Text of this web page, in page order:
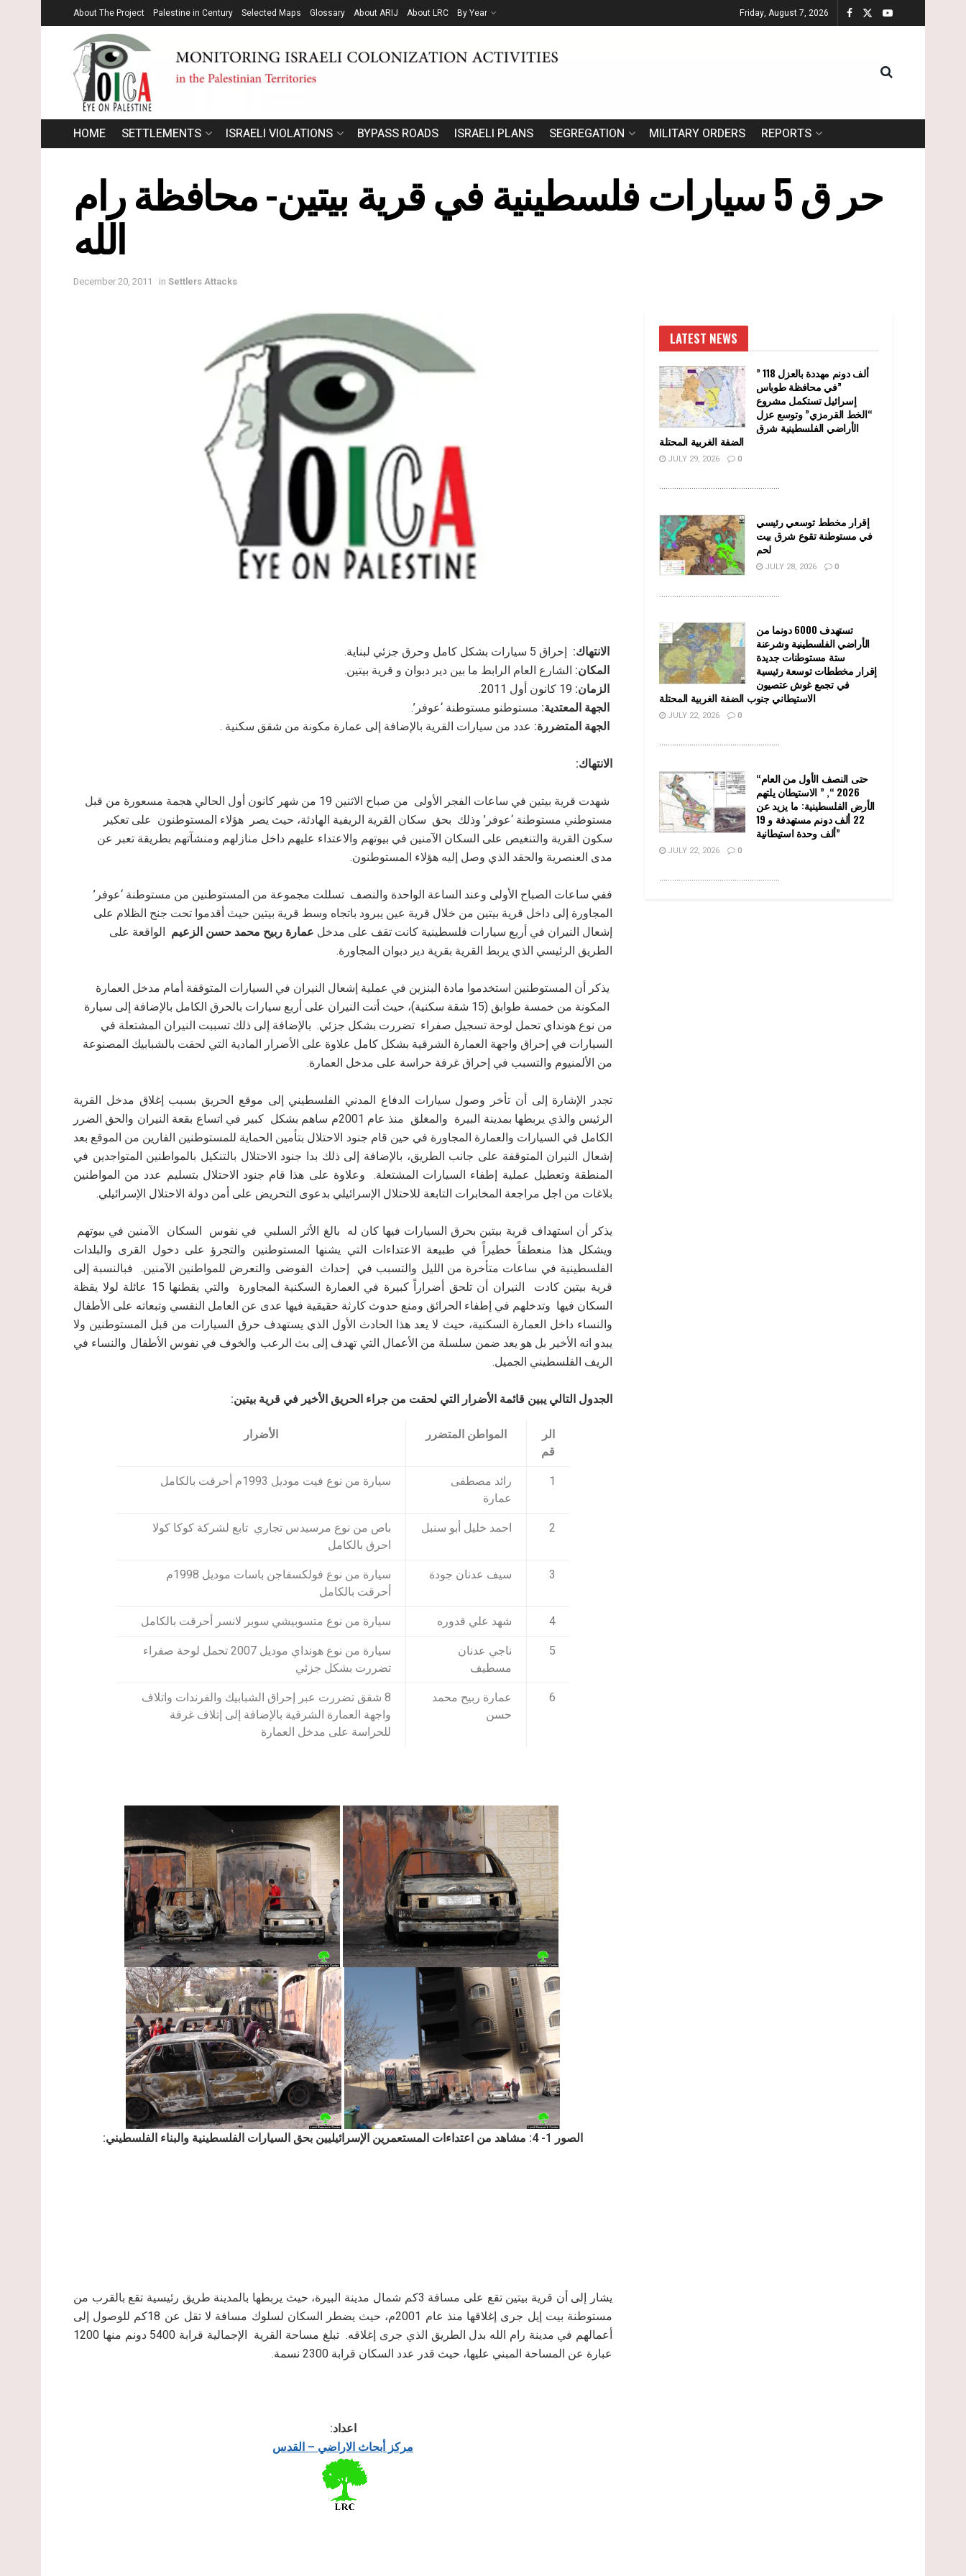
About The Project Palestine in Century Selected Maps Glossary About ARIJ About LRC By Year Friday, August 7, 2026
HOME SETTLEMENTS ISRAELI VIOLATIONS BYPASS ROADS ISRAELI PLANS SEGREGATION MILITARY ORDERS REPORTS
حر ق 5 سيارات فلسطينية في قرية بيتين- محافظة رام
الله
December 20, 2011 in Settlers Attacks
الانتهاك: إحراق 5 سيارات بشكل كامل وحرق جزئي لبناية.
المكان: الشارع العام الرابط ما بين دير دبوان و قرية بيتين.
الزمان: 19 كانون أول 2011.
الجهة المعتدية: مستوطنو مستوطنة ‘عوفر’.
الجهة المتضررة: عدد من سيارات القرية بالإضافة إلى عمارة مكونة من شقق سكنية .
الانتهاك:
شهدت قرية بيتين في ساعات الفجر الأولى من صباح الاثنين 19 من شهر كانون أول الحالي هجمة مسعورة من قبل
مستوطني مستوطنة ‘عوفر’ وذلك بحق سكان القرية الريفية الهادئة، حيث يصر هؤلاء المستوطنون على تعكير
سكون القرية والتنغيص على السكان الآمنين في بيوتهم والاعتداء عليهم داخل منازلهم ومنشآتهم بطريقة تعبر عن
مدى العنصرية والحقد الذي وصل إليه هؤلاء المستوطنون.
ففي ساعات الصباح الأولى وعند الساعة الواحدة والنصف تسللت مجموعة من المستوطنين من مستوطنة ‘عوفر’
المجاورة إلى داخل قرية بيتين من خلال قرية عين يبرود باتجاه وسط قرية بيتين حيث أقدموا تحت جنح الظلام على
إشعال النيران في أربع سيارات فلسطينية كانت تقف على مدخل عمارة ربيح محمد حسن الزعيم الواقعة على
الطريق الرئيسي الذي يربط القرية بقرية دير دبوان المجاورة.
يذكر أن المستوطنين استخدموا مادة البنزين في عملية إشعال النيران في السيارات المتوقفة أمام مدخل العمارة
المكونة من خمسة طوابق (15 شقة سكنية)، حيث أتت النيران على أربع سيارات بالحرق الكامل بالإضافة إلى سيارة
من نوع هونداي تحمل لوحة تسجيل صفراء تضررت بشكل جزئي. بالإضافة إلى ذلك تسببت النيران المشتعلة في
السيارات في إحراق واجهة العمارة الشرقية بشكل كامل علاوة على الأضرار المادية التي لحقت بالشبابيك المصنوعة
من الألمنيوم والتسبب في إحراق غرفة حراسة على مدخل العمارة.
تجدر الإشارة إلى أن تأخر وصول سيارات الدفاع المدني الفلسطيني إلى موقع الحريق بسبب إغلاق مدخل القرية
الرئيس والذي يربطها بمدينة البيرة والمغلق منذ عام 2001م ساهم بشكل كبير في اتساع بقعة النيران والحق الضرر
الكامل في السيارات والعمارة المجاورة في حين قام جنود الاحتلال بتأمين الحماية للمستوطنين الفارين من الموقع بعد
إشعال النيران المتوقفة على جانب الطريق، بالإضافة إلى ذلك بدا جنود الاحتلال بالتنكيل بالمواطنين المتواجدين في
المنطقة وتعطيل عملية إطفاء السيارات المشتعلة. وعلاوة على هذا قام جنود الاحتلال بتسليم عدد من المواطنين
بلاغات من اجل مراجعة المخابرات التابعة للاحتلال الإسرائيلي بدعوى التحريض على أمن دولة الاحتلال الإسرائيلي.
يذكر أن استهداف قرية بيتين بحرق السيارات فيها كان له بالغ الأثر السلبي في نفوس السكان الآمنين في بيوتهم
ويشكل هذا منعطفاً خطيراً في طبيعة الاعتداءات التي يشنها المستوطنين والتجرؤ على دخول القرى والبلدات
الفلسطينية في ساعات متأخرة من الليل والتسبب في إحداث الفوضى والتعرض للمواطنين الآمنين. فبالنسبة إلى
قرية بيتين كادت النيران أن تلحق أضراراً كبيرة في العمارة السكنية المجاورة والتي يقطنها 15 عائلة لولا يقظة
السكان فيها وتدخلهم في إطفاء الحرائق ومنع حدوث كارثة حقيقية فيها عدى عن العامل النفسي وتبعاته على الأطفال
والنساء داخل العمارة السكنية، حيث لا يعد هذا الحادث الأول الذي يستهدف حرق السيارات من قبل المستوطنين ولا
يبدو انه الأخير بل هو يعد ضمن سلسلة من الأعمال التي تهدف إلى بث الرعب والخوف في نفوس الأطفال والنساء في
الريف الفلسطيني الجميل.
الجدول التالي يبين قائمة الأضرار التي لحقت من جراء الحريق الأخير في قرية بيتين:
الر
قم
المواطن المتضرر الأضرار
1
رائد مصطفى
عمارة
سيارة من نوع فيت موديل 1993م أحرقت بالكامل
2 احمد خليل أبو سنبل
باص من نوع مرسيدس تجاري تابع لشركة كوكا كولا
احرق بالكامل
3
سيف عدنان جودة
سيارة من نوع فولكسفاجن باسات موديل 1998م
أحرقت بالكامل
4
شهد علي قدوره
سيارة من نوع متسوبيشي سوبر لانسر أحرقت بالكامل
5
ناجي عدنان
مسطيف
سيارة من نوع هونداي موديل 2007 تحمل لوحة صفراء
تضررت بشكل جزئي
6
عمارة ربيح محمد
حسن
8 شقق تضررت عبر إحراق الشبابيك والفرندات واتلاف
واجهة العمارة الشرقية بالإضافة إلى إتلاف غرفة
للحراسة على مدخل العمارة
الصور 1- 4: مشاهد من اعتداءات المستعمرين الإسرائيليين بحق السيارات الفلسطينية والبناء الفلسطيني:
يشار إلى أن قرية بيتين تقع على مسافة 3كم شمال مدينة البيرة، حيث يربطها بالمدينة طريق رئيسية تقع بالقرب من
مستوطنة بيت إيل جرى إغلاقها منذ عام 2001م، حيث يضطر السكان لسلوك مسافة لا تقل عن 18كم للوصول إلى
أعمالهم في مدينة رام الله بدل الطريق الذي جرى إغلاقه. تبلغ مساحة القرية الإجمالية قرابة 5400 دونم منها 1200
عبارة عن المساحة المبني عليها، حيث قدر عدد السكان قرابة 2300 نسمة.
اعداد:
مركز أبحاث الاراضي – القدس
LATEST NEWS
” 118 ألف دونم مهددة بالعزل
في محافظة طوباس”
إسرائيل تستكمل مشروع
“الخط القرمزي” وتوسع عزل
الأراضي الفلسطينية شرق
الضفة الغربية المحتلة
JULY 29, 2026 0
........................................................
إقرار مخطط توسعي رئيسي
في مستوطنة تقوع شرق بيت
لحم
JULY 28, 2026 0
........................................................
تستهدف 6000 دونما من
الأراضي الفلسطينية وشرعنة
ستة مستوطنات جديدة
إقرار مخططات توسعة رئيسية
في تجمع غوش عتصيون
الاستيطاني جنوب الضفة الغربية المحتلة
JULY 22, 2026 0
........................................................
“حتى النصف الأول من العام
2026 “, ” الاستيطان يلتهم
الأرض الفلسطينية: ما يزيد عن
22 ألف دونم مستهدفة و 19
ألف وحدة استيطانية”
JULY 22, 2026 0
........................................................